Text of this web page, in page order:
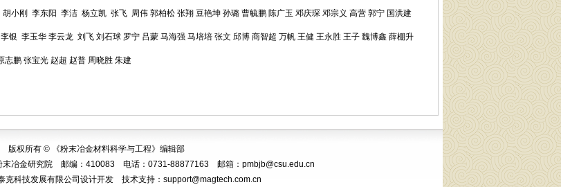
小刚 李东阳 李洁 杨立凯 张飞 周伟 郭柏松 张翔 豆艳坤 孙璐 曹毓鹏 陈广玉 邓庆琛 邓宗义 高营 郭宁 国洪建
银 李玉华 李云龙 刘飞 刘石球 罗宁 吕蒙 马海强 马培培 张文 邱博 商智超 万帆 王健 王永胜 王子 魏博鑫 薛棚升
志鹏 张宝光 赵超 赵普 周晓胜 朱建
版权所有 © 《粉末冶金材料科学与工程》编辑部
末冶金研究院 邮编：410083 电话：0731-88877163 邮箱：pmbjb@csu.edu.cn
克科技发展有限公司 设计开发 技术支持： support@magtech.com.cn